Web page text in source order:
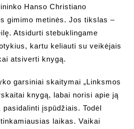
Hanso Christiano
gimimo metinės. Jos tikslas –
Atsidurti stebuklingame
kartu keliauti su veikėjais
atsiverti knygą.
garsiniai skaitymai „Linksmos
knygą, labai norisi apie ją
įspūdžiais. Todėl
laikas. Vaikai